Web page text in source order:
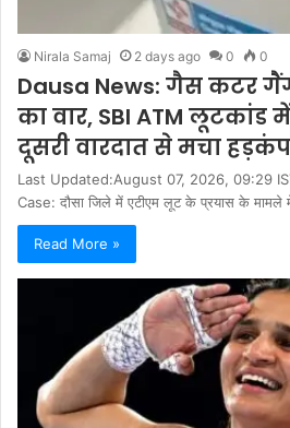
Nirala Samaj 2 days ago 0 0
Dausa News: गैस कटर
का वार, SBI ATM लूटकांड
दूसरी वारदात से मचा हड़कंप
Last Updated:August 07, 2026, 09:29
Case: दौसा जिले में एटीएम लूट के प्रयास के मामले
Read More »